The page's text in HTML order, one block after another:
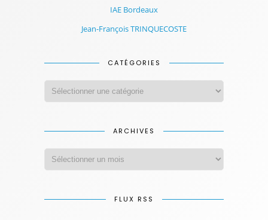
IAE Bordeaux
Jean-François TRINQUECOSTE
CATÉGORIES
ARCHIVES
FLUX RSS